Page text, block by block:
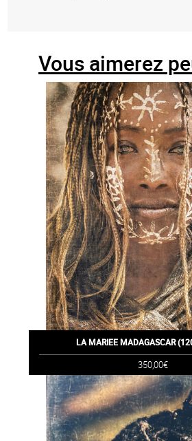
Vous aimerez
LA MARIEE MADAGASCAR
350,00€